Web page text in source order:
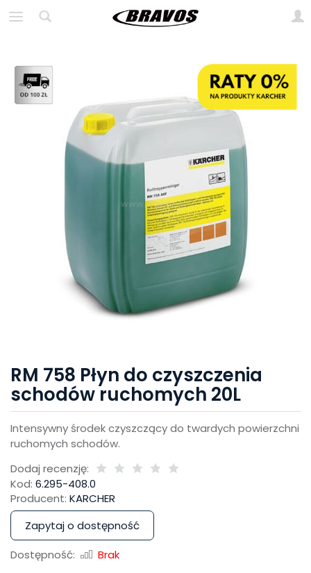
RM 758 Płyn do czyszczenia
schodów ruchomych 20L
Intensywny środek czyszczący do twardych powierzchni
ruchomych schodów.
Dodaj recenzję:
Kod: 6.295-408.0
Producent: KARCHER
Zapytaj o dostępność
Dostępność:
Brak